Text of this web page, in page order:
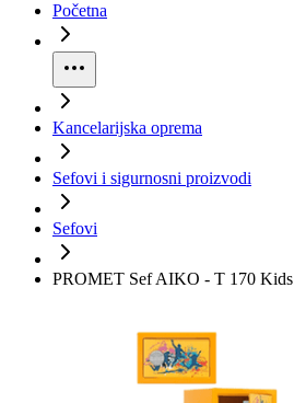
Početna
Kancelarijska oprema
Sefovi i sigurnosni proizvodi
Sefovi
PROMET Sef AIKO - T 170 Kids